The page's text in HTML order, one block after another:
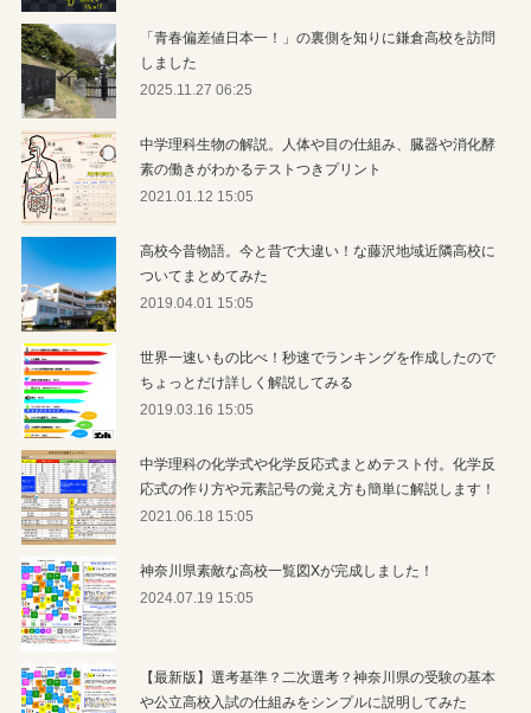
「青春偏差値日本一！」の裏側を知りに鎌倉高校を訪問
しました
2025.11.27 06:25
中学理科生物の解説。人体や目の仕組み、臓器や消化酵
素の働きがわかるテストつきプリント
2021.01.12 15:05
高校今昔物語。今と昔で大違い！な藤沢地域近隣高校に
ついてまとめてみた
2019.04.01 15:05
世界一速いもの比べ！秒速でランキングを作成したので
ちょっとだけ詳しく解説してみる
2019.03.16 15:05
中学理科の化学式や化学反応式まとめテスト付。化学反
応式の作り方や元素記号の覚え方も簡単に解説します！
2021.06.18 15:05
神奈川県素敵な高校一覧図Xが完成しました！
2024.07.19 15:05
【最新版】選考基準？二次選考？神奈川県の受験の基本
や公立高校入試の仕組みをシンプルに説明してみた